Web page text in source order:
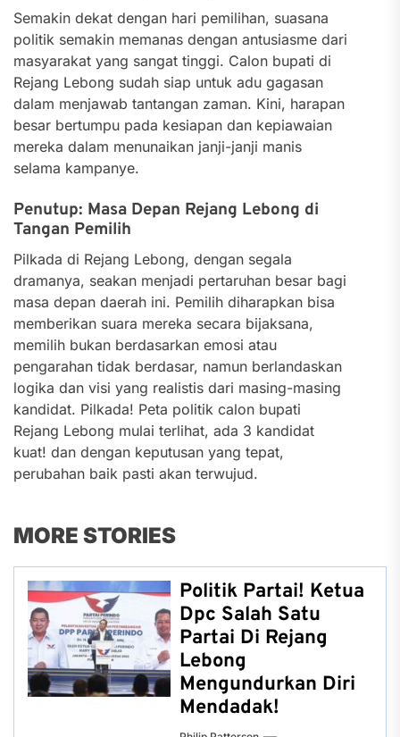
Semakin dekat dengan hari pemilihan, suasana
politik semakin memanas dengan antusiasme dari
masyarakat yang sangat tinggi. Calon bupati di
Rejang Lebong sudah siap untuk adu gagasan
dalam menjawab tantangan zaman. Kini, harapan
besar bertumpu pada kesiapan dan kepiawaian
mereka dalam menunaikan janji-janji manis
selama kampanye.
Penutup: Masa Depan Rejang Lebong di
Tangan Pemilih
Pilkada di Rejang Lebong, dengan segala
dramanya, seakan menjadi pertaruhan besar bagi
masa depan daerah ini. Pemilih diharapkan bisa
memberikan suara mereka secara bijaksana,
memilih bukan berdasarkan emosi atau
pengarahan tidak berdasar, namun berlandaskan
logika dan visi yang realistis dari masing-masing
kandidat. Pilkada! Peta politik calon bupati
Rejang Lebong mulai terlihat, ada 3 kandidat
kuat! dan dengan keputusan yang tepat,
perubahan baik pasti akan terwujud.
MORE STORIES
Politik Partai! Ketua
Dpc Salah Satu
Partai Di Rejang
Lebong
Mengundurkan Diri
Mendadak!